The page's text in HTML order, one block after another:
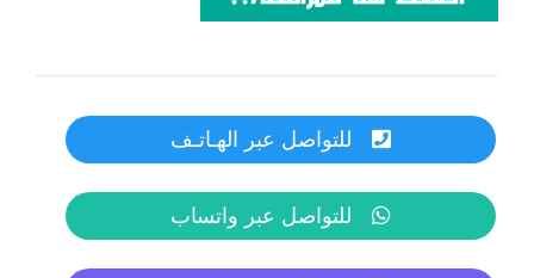
للتواصل عبر الهـاتـف
للتواصل عبر واتساب